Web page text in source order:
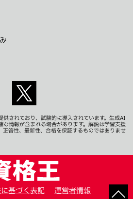
されており、試験的に導入されています。生成AI
な情報が含まれる場合があります。解説は学習支援
正答性、最新性、合格を保証するものではありませ
基づく表記
運営者情報